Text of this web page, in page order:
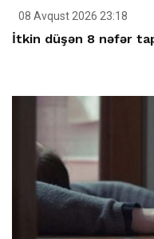
08 Avqust 2026 23:18
İtkin düşən 8 nəfər